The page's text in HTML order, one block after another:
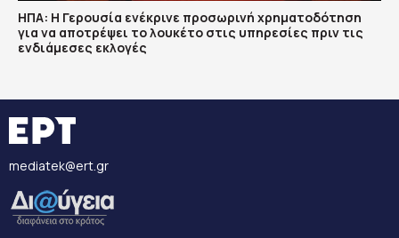
ΗΠΑ: Η Γερουσία ενέκρινε προσωρινή χρηματοδότηση
για να αποτρέψει το λουκέτο στις υπηρεσίες πριν τις
ενδιάμεσες εκλογές
mediatek@ert.gr